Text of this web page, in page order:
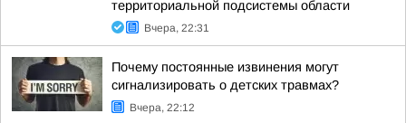
территориальной подсистемы области
Вчера, 22:31
Почему постоянные извинения могут
сигнализировать о детских травмах?
Вчера, 22:12